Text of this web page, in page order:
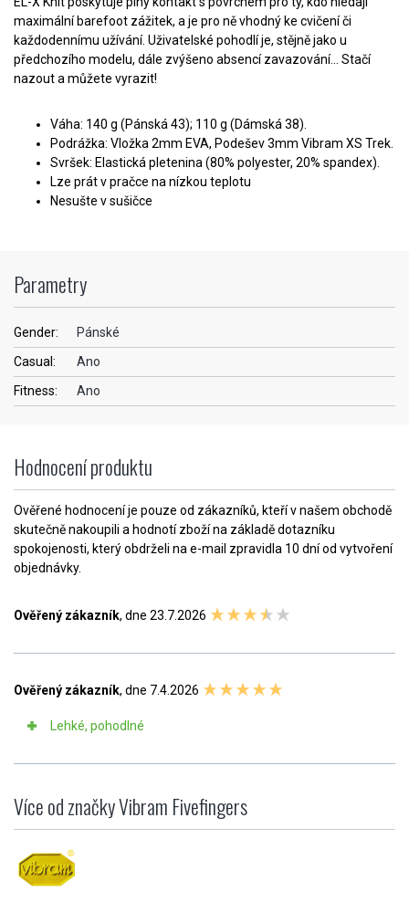
maximální barefoot zážitek, a je pro ně vhodný ke cvičení či
každodennímu užívání. Uživatelské pohodlí je, stějně jako u
předchozího modelu, dále zvýšeno absencí zavazování... Stačí
nazout a můžete vyrazit!
Váha: 140 g (Pánská 43); 110 g (Dámská 38).
Podrážka: Vložka 2mm EVA, Podešev 3mm Vibram XS Trek.
Svršek: Elastická pletenina (80% polyester, 20% spandex).
Lze prát v pračce na nízkou teplotu
Nesušte v sušičce
Parametry
Gender:
Pánské
Casual:
Ano
Fitness:
Ano
Hodnocení produktu
Ověřené hodnocení je pouze od zákazníků, kteří v našem obchodě
skutečně nakoupili a hodnotí zboží na základě dotazníku
spokojenosti, který obdrželi na e-mail zpravidla 10 dní od vytvoření
objednávky.
Ověřený zákazník, dne 23.7.2026
Ověřený zákazník, dne 7.4.2026
Lehké, pohodlné
Více od značky Vibram Fivefingers